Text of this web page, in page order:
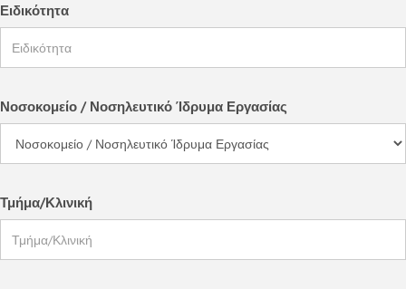
Ειδικότητα
Νοσοκομείο / Νοσηλευτικό Ίδρυμα Εργασίας
Τμήμα/Κλινική